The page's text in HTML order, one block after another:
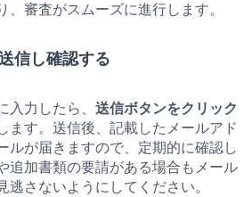
、審査がスムーズに進行します。
信し確認する
力したら、 送信ボタンをクリック
ます。送信後、記載したメールアド
ルが届きますので、定期的に確認し
追加書類の要請がある場合もメール
逃さないようにしてください。